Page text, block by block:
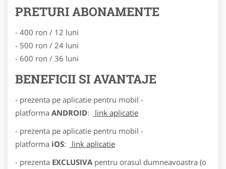
PRETURI ABONAMENTE
- 400 ron / 12 luni
- 500 ron / 24 luni
- 600 ron / 36 luni
BENEFICII SI AVANTAJE
- prezenta pe aplicatie pentru mobil -
platforma ANDROID:
link aplicatie
- prezenta pe aplicatie pentru mobil -
platforma iOS:
link aplicatie
- prezenta EXCLUSIVA pentru orasul dumneavoastra (o